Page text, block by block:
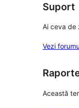
Suport
Ai ceva de
Vezi
Această